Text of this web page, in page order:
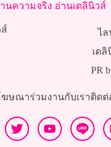
นความจริง อ่านเดลินิวส์
ส์
ไล
เดลิ
PR
ฆษณาร่วมงานกับเราติดต่